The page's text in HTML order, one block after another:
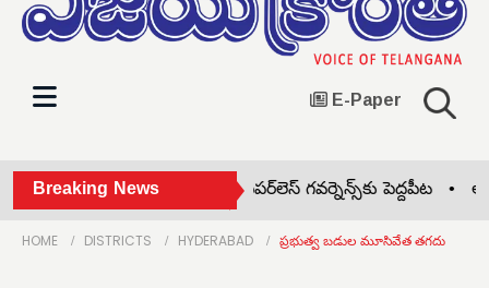
E-Paper
Breaking News
MeeSeva సేవలు.. పేపర్‌లెస్ గవర్నెన్స్‌కు పెద్దపీట •ఆర్టీసీ
HOME DISTRICTS HYDERABAD ప్రభుత్వ బడుల మూసివేత తగదు